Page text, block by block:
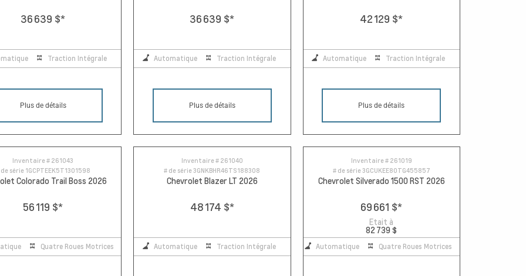
36 639 $*
Traction Intégrale
Plus de détails
36 639 $*
Automatique Traction Intégrale
Plus de détails
42 129 $*
Automatique Traction Intégrale
Plus de détails
Inventaire # 261043
de série 1GCPTEEK5T1301598
Colorado Trail Boss 2026
56 119 $*
Quatre Roues Motrices
Inventaire # 261040
# de série3GNKBHR46TS188308
Chevrolet Blazer LT 2026
48 174 $*
Automatique Traction Intégrale
Inventaire # 261019
# de série3GCUKEE80TG455857
Chevrolet Silverado 1500 RST 2026
69 661 $*
Etait à
82 739 $
Automatique Quatre Roues Motrices